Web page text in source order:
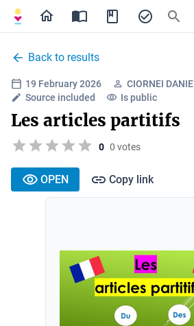
Back to results
19 February 2026
CIORNEI
Source included
Is public
Les articles partitifs
0 0 votes
OPEN Copy link